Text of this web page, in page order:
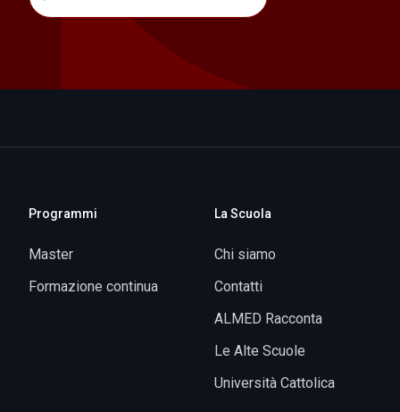
Programmi
Master
Formazione continua
La Scuola
Chi siamo
Contatti
ALMED Racconta
Le Alte Scuole
Università Cattolica